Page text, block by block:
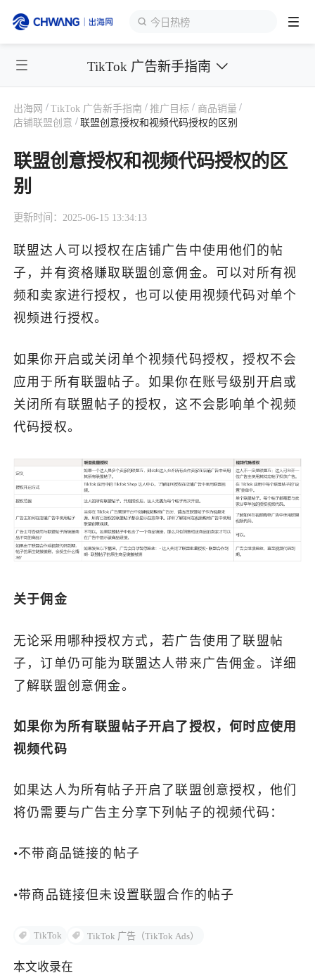
今日热榜
跨境展会
出海服务
出海资讯
出海导航
出海交流群
TikTok 广告新手指南
出海网 / TikTok 广告新手指南 / 推广目标 / 商品销量 /
店铺联盟创意 / 联盟创意授权和视频代码授权的区别
联盟创意授权和视频代码授权的区
别
更新时间：2025-06-15 13:34:13
联盟达人可以授权在店铺广告中使用他们的帖
子，并有资格赚取联盟创意佣金。可以对所有视
频和卖家进行授权，也可以使用视频代码对单个
视频进行授权。
如果你开启或关闭单个视频代码授权，授权不会
应用于所有联盟帖子。如果你在账号级别开启或
关闭所有联盟帖子的授权，这不会影响单个视频
代码授权。
关于佣金
无论采用哪种授权方式，若广告使用了联盟帖
子，订单仍可能为联盟达人带来广告佣金。详细
了解联盟创意佣金。
如果你为所有联盟帖子开启了授权，何时应使用
视频代码
如果达人为所有帖子开启了联盟创意授权，他们
将仍需要与广告主分享下列帖子的视频代码：
•不带商品链接的帖子
•带商品链接但未设置联盟合作的帖子
TikTok TikTok 广告（TikTok Ads）
本文收录在